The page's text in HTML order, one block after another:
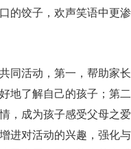
的饺子，欢声笑语中更
同活动，第一，帮助家
地了解自己的孩子；第
，成为孩子感受父母之
进对活动的兴趣，强化